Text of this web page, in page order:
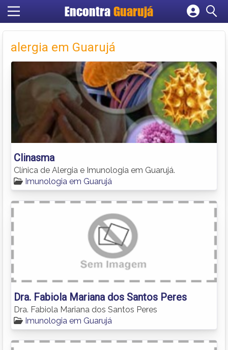
Encontra Guarujá
Cadastrar empresa
Criar conta
alergia em Guarujá
Clinasma
Clínica de Alergia e Imunologia em Guarujá.
Imunologia em Guarujá
Dra. Fabiola Mariana dos Santos Peres
Dra. Fabiola Mariana dos Santos Peres
Imunologia em Guarujá